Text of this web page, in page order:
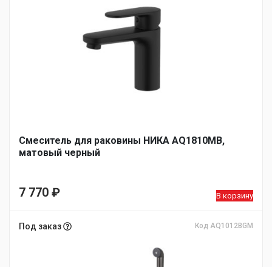
Смеситель для раковины НИКА AQ1810MB,
матовый черный
7 770 ₽ В корзину
Под заказ Код AQ1012BGM